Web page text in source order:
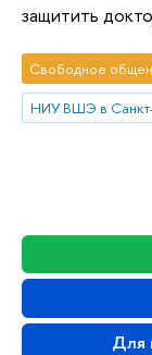
Для
защитить
Свободное
НИУ ВШЭ в